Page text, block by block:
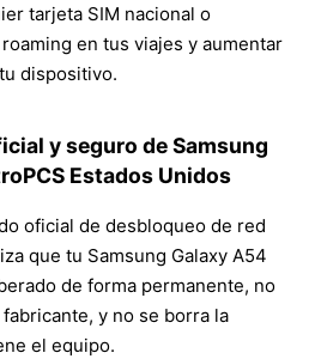
tarjeta SIM nacional o
en tus viajes y aumentar
dispositivo.
y seguro de Samsung
Estados Unidos
oficial de desbloqueo de red
que tu Samsung Galaxy A54
de forma permanente, no
y no se borra la
el equipo.